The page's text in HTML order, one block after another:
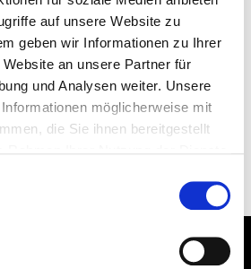
auf unsere Website zu
geben wir Informationen zu Ihrer
an unsere Partner für
und Analysen weiter. Unsere
möglicherweise mit
die Sie ihnen bereitgestellt
in unseren
des NDR Elbphilharmonie
am Hamburger Konservatorium.
| NDR.de – Orchester
Orchester – Orchester